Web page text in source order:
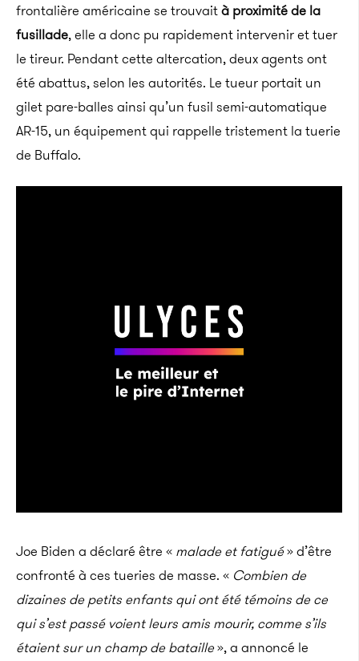
frontalière américaine se trouvaità proximité de la
fusillade, elle a donc pu rapidement intervenir et tuer
le tireur. Pendant cette altercation, deux agents ont
été abattus, selon les autorités. Le tueur portait un
gilet pare-balles ainsi qu’un fusil semi-automatique
AR-15, un équipement qui rappelle tristement la tuerie
de Buffalo.
Joe Biden a déclaré être « malade et fatigué» d’être
confronté à ces tueries de masse. « Combien de
dizaines de petits enfants qui ont été témoins de ce
qui s’est passé voient leurs amis mourir, comme s’ils
étaient sur un champ de bataille», a annoncé le